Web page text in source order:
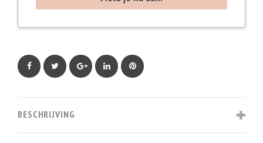
Facebook Twitter Google+ LinkedIn Pinterest
BESCHRIJVING